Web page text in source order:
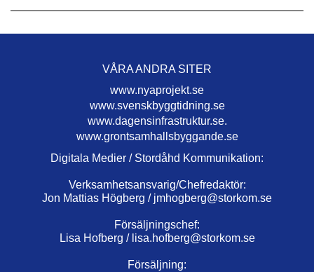
VÅRA ANDRA SITER
www.nyaprojekt.se
www.svenskbyggtidning.se
www.dagensinfrastruktur.se.
www.grontsamhallsbyggande.se
Digitala Medier / Stordåhd Kommunikation:
Verksamhetsansvarig/Chefredaktör:
Jon Mattias Högberg / jmhogberg@storkom.se
Försäljningschef:
Lisa Hofberg / lisa.hofberg@storkom.se
Försäljning: